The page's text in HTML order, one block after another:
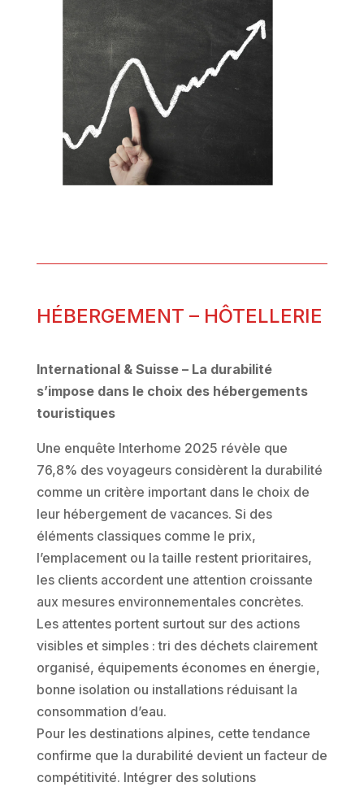
HÉBERGEMENT – HÔTELLERIE
International & Suisse – La durabilité
s’impose dans le choix des hébergements
touristiques
Une enquête Interhome 2025 révèle que
76,8% des voyageurs considèrent la durabilité
comme un critère important dans le choix de
leur hébergement de vacances. Si des
éléments classiques comme le prix,
l’emplacement ou la taille restent prioritaires,
les clients accordent une attention croissante
aux mesures environnementales concrètes.
Les attentes portent surtout sur des actions
visibles et simples : tri des déchets clairement
organisé, équipements économes en énergie,
bonne isolation ou installations réduisant la
consommation d’eau.
Pour les destinations alpines, cette tendance
confirme que la durabilité devient un facteur de
compétitivité. Intégrer des solutions